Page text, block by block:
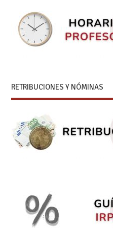
RETRIBUCIONES Y NÓMINAS